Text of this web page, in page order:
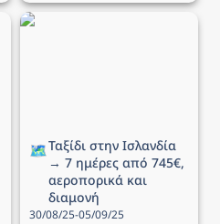
Ταξίδι στην Ισλανδία → 7
🗺️Ταξίδι στην Ισλανδία
→ 7 ημέρες από 745€,
αεροπορικά και
διαμονή
30/08/25-05/09/25